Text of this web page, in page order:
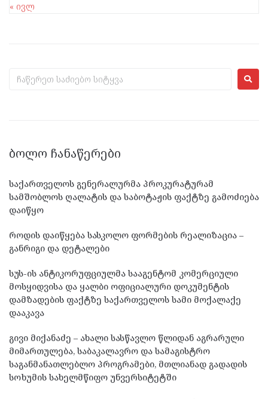
« ივლ
ᲑᲝᲚᲝ ᲩᲐᲜᲐᲬᲔᲠᲔᲑᲘ
საქართველოს გენერალურმა პროკურატურამ
სამშობლოს ღალატის და საბოტაჟის ფაქტზე გამოძიება
დაიწყო
როდის დაიწყება სასკოლო ფორმების რეალიზაცია –
განრიგი და დეტალები
სუს-ის ანტიკორუფციულმა სააგენტომ კომერციული
მოსყიდვისა და ყალბი ოფიციალური დოკუმენტის
დამზადების ფაქტზე საქართველოს სამი მოქალაქე
დააკავა
გივი მიქანაძე – ახალი სასწავლო წლიდან აგრარული
მიმართულება, საბაკალავრო და სამაგისტრო
საგანმანათლებლო პროგრამები, მთლიანად გადადის
სოხუმის სახელმწიფო უნვერსიტეტში